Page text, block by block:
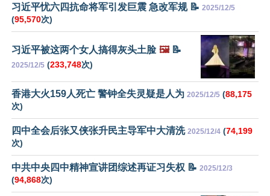
习近平忧六四抗命将军引发巨震 急改军规 📝 2025/12/5
(95,570次)
习近平被这两个女人搞得灰头土脸 🖼️📝
2025/12/5 (233,748次)
香港大火159人死亡 警钟全失灵疑是人为 2025/12/5 (88,175
次)
四中全会后张又侠张升民主导军中大清洗 2025/12/4 (74,199
次)
中共中央四中精神宣讲团综述再证习失权 📝 2025/12/3
(94,868次)